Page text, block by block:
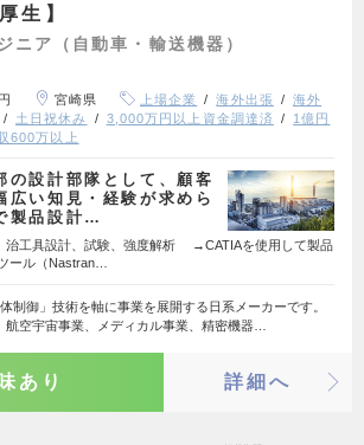
生】
ニア（自動車・輸送機器）
宮崎県 上場企業 海外出張
海外
土日祝休み 3,000万円以上資金調達済
1億円
600万以上
の設計部隊として、顧客
広い知見・経験が求めら
製品設計…
治工具設計、試験、強度解析 →CATIAを使用して製品
ル（Nastran…
制御」技術を軸に事業を展開する日系メーカーです。
航空宇宙事業、メディカル事業、精密機器…
あり 詳細へ